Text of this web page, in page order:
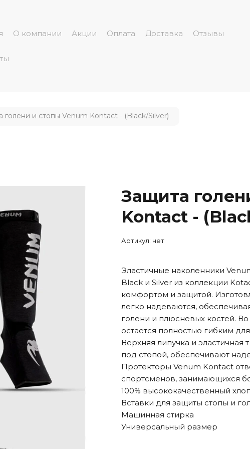
О компании Акции Оплата Доставка Отзывы
голени и стопы Venum Kontact - (Black/Silver)
Защита
Kontact -
Артикул: нет
Эластичные наколенники
Black и Silver из коллекции
комфортом и защитой.
легко надеваются,
голени и плюсневых костей.
остается полностью гибким
Верхняя липучка и эластичная
под стопой, обеспечивают
Протекторы Venum Kontact
спортсменов, занимающихся
100% высококачественный
Вставки для защиты стопы и
Машинная стирка
Универсальный размер